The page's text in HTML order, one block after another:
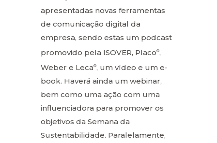
apresentadas novas ferramentas
de comunicação digital da
empresa, sendo estas um podcast
promovido pela ISOVER, Placo®,
Weber e Leca®, um vídeo e um e-
book. Haverá ainda um webinar,
bem como uma ação com uma
influenciadora para promover os
objetivos da Semana da
Sustentabilidade. Paralelamente,